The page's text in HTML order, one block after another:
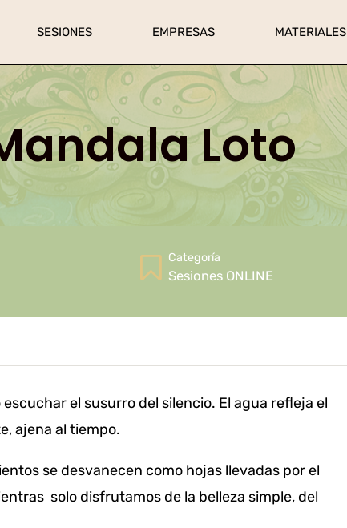
SESIONES EMPRESAS MATERIALES
Loto
Categoría
Sesiones ONLINE
el susurro del silencio. El agua refleja el
ajena al tiempo.
se desvanecen como hojas llevadas por el
solo disfrutamos de la belleza simple, del